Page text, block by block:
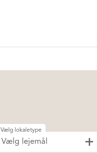
Vælg lokaletype
Vælg lejemål